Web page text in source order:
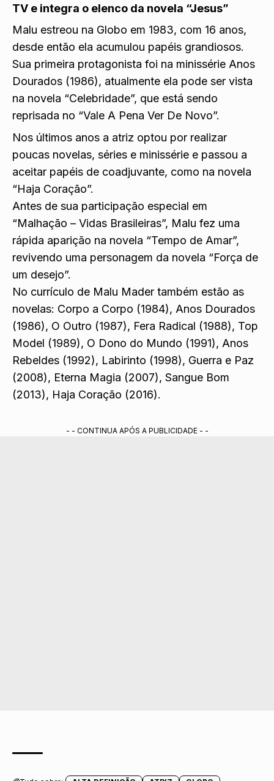
TV e integra o elenco da novela “Jesus”
Malu estreou na Globo em 1983, com 16 anos,
desde então ela acumulou papéis grandiosos.
Sua primeira protagonista foi na minissérie Anos
Dourados (1986), atualmente ela pode ser vista
na novela “Celebridade”, que está sendo
reprisada no “Vale A Pena Ver De Novo”.
Nos últimos anos a atriz optou por realizar
poucas novelas, séries e minissérie e passou a
aceitar papéis de coadjuvante, como na novela
“Haja Coração”.
Antes de sua participação especial em
“Malhação – Vidas Brasileiras”, Malu fez uma
rápida aparição na novela “Tempo de Amar”,
revivendo uma personagem da novela “Força de
um desejo”.
No currículo de Malu Mader também estão as
novelas: Corpo a Corpo (1984), Anos Dourados
(1986), O Outro (1987), Fera Radical (1988), Top
Model (1989), O Dono do Mundo (1991), Anos
Rebeldes (1992), Labirinto (1998), Guerra e Paz
(2008), Eterna Magia (2007), Sangue Bom
(2013), Haja Coração (2016).
- - CONTINUA APÓS A PUBLICIDADE - -